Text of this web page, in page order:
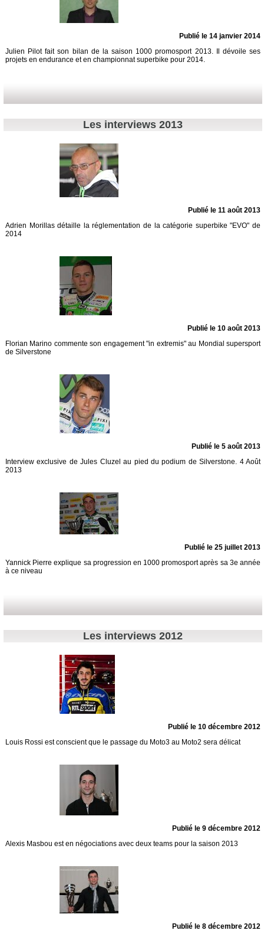
Publié le 14 janvier 2014
Julien Pilot fait son bilan de la saison 1000 promosport 2013. Il dévoile ses
projets en endurance et en championnat superbike pour 2014.
Les interviews 2013
Publié le 11 août 2013
Adrien Morillas détaille la réglementation de la catégorie superbike "EVO" de
2014
Publié le 10 août 2013
Florian Marino commente son engagement "in extremis" au Mondial supersport
de Silverstone
Publié le 5 août 2013
Interview exclusive de Jules Cluzel au pied du podium de Silverstone. 4 Août
2013
Publié le 25 juillet 2013
Yannick Pierre explique sa progression en 1000 promosport après sa 3e année
à ce niveau
Les interviews 2012
Publié le 10 décembre 2012
Louis Rossi est conscient que le passage du Moto3 au Moto2 sera délicat
Publié le 9 décembre 2012
Alexis Masbou est en négociations avec deux teams pour la saison 2013
Publié le 8 décembre 2012